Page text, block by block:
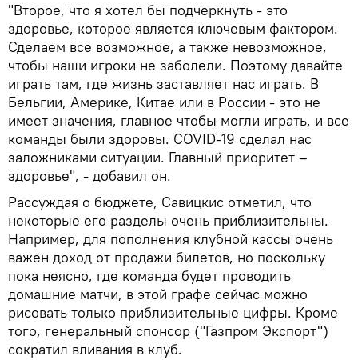
"Второе, что я хотел бы подчеркнуть - это
здоровье, которое является ключевым фактором.
Сделаем все возможное, а также невозможное,
чтобы наши игроки не заболели. Поэтому давайте
играть там, где жизнь заставляет нас играть. В
Бельгии, Америке, Китае или в России - это не
имеет значения, главное чтобы могли играть, и все
команды были здоровы. COVID-19 сделал нас
заложниками ситуации. Главный приоритет –
здоровье", - добавил он.
Рассуждая о бюджете, Савицкис отметил, что
некоторые его разделы очень приблизительны.
Например, для пополнения клубной кассы очень
важен доход от продажи билетов, но поскольку
пока неясно, где команда будет проводить
домашние матчи, в этой графе сейчас можно
рисовать только приблизительные цифры. Кроме
того, генеральный спонсор ("Газпром Экспорт")
сократил вливания в клуб.